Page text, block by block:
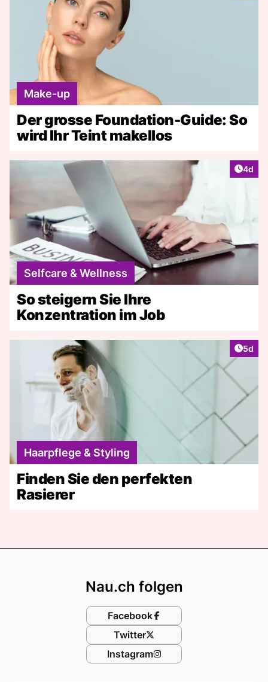
Make-up
Der grosse Foundation-Guide: So
wird Ihr Teint makellos
4d
Selfcare & Wellness
So steigern Sie Ihre
Konzentration im Job
5d
Haarpflege & Styling
Finden Sie den perfekten
Rasierer
Nau.ch folgen
Facebook
Twitter
Instagram